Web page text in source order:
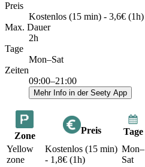
Preis
Kostenlos (15 min) - 3,6€ (1h)
Max. Dauer
2h
Tage
Mon–Sat
Zeiten
09:00–21:00
Mehr Info in der Seety App
Zone
Preis Tage
Yellow
zone
Kostenlos (15 min)
- 1,8€ (1h)
Mon–
Sat